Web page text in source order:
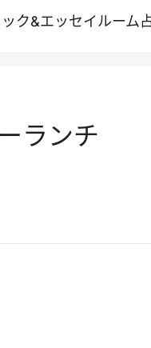
ク&エッセイルーム
ランチ